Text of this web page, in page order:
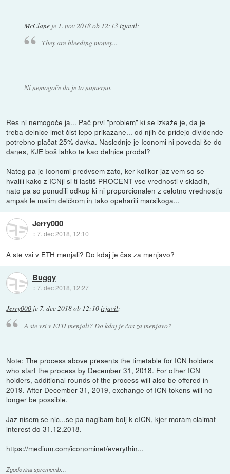
McClaneje 1. nov 2018 ob 12:13izjavil:
They are bleeding money...
Ni nemogoče da je to namerno.
Res ni nemogoče ja... Pač prvi "problem" ki se izkaže je, da je
treba delnice imet čist lepo prikazane... od njih če pridejo dividende
potrebno plačat 25% davka. Naslednje je Iconomi ni povedal še do
danes, KJE boš lahko te kao delnice prodal?
Nateg pa je Iconomi predvsem zato, ker kolikor jaz vem so se
hvalili kako z ICNji si ti lastiš PROCENT vse vrednosti v skladih,
nato pa so ponudili odkup ki ni proporcionalen z celotno vrednostjo
ampak le malim delčkom in tako opeharili marsikoga...
Jerry000
::7. dec 2018, 12:10
A ste vsi v ETH menjali? Do kdaj je čas za menjavo?
Buggy
::7. dec 2018, 12:27
Jerry000 je 7. dec 2018 ob 12:10izjavil:
A ste vsi v ETH menjali? Do kdaj je čas za menjavo?
Note: The process above presents the timetable for ICN holders
who start the process by December 31, 2018. For other ICN
holders, additional rounds of the process will also be offered in
2019. After December 31, 2019, exchange of ICN tokens will no
longer be possible.
Jaz nisem se nic...se pa nagibam bolj k eICN, kjer moram claimat
interest do 31.12.2018.
https://medium.com/iconominet/everythin...
Zgodovina sprememb…